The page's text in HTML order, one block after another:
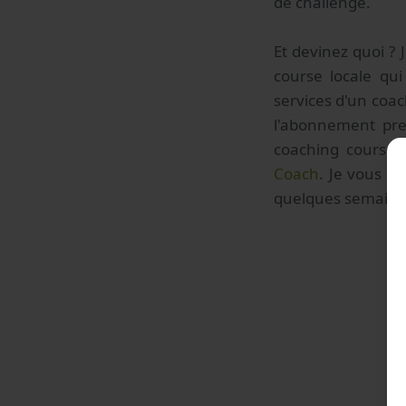
Et devinez quoi
course locale
services d'un
l'abonnement
coaching
Coach. Je vous
quelques